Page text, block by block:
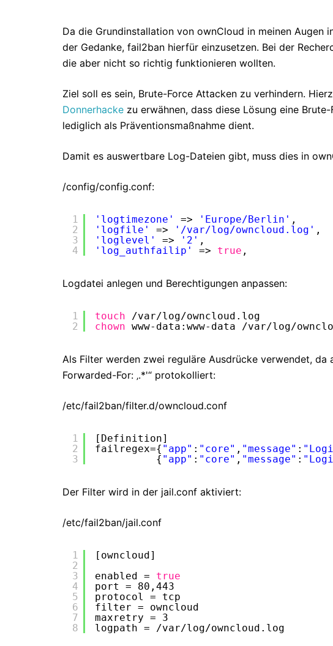
Da die Grundinstallation von ownCloud in meinen Augen
der Gedanke, fail2ban hierfür einzusetzen. Bei der
die aber nicht so richtig funktionieren wollten.
Ziel soll es sein, Brute-Force Attacken zu verhindern.
Donnerhacke zu erwähnen, dass diese Lösung eine
lediglich als Präventionsmaßnahme dient.
Damit es auswertbare Log-Dateien gibt, muss dies in
/config/config.conf:
1
2
3
4
'logtimezone' => 'Europe/Berlin' ,
'logfile'
=> '/var/log/owncloud.log' ,
'loglevel'
=> '2' ,
'log_authfailip'
=> true ,
Logdatei anlegen und Berechtigungen anpassen:
1
2
touch /var/log/owncloud .log
chown www-data:www-data /var/log/
Als Filter werden zwei reguläre Ausdrücke verwendet, da
Forwarded-For: ‚.*'“ protokolliert:
/etc/fail2ban/filter.d/owncloud.conf
1
2
3
[Definition]
failregex={ "app" : "core" , "message" :
{ "app" : "core" , "message" :
Der Filter wird in der jail.conf aktiviert:
/etc/fail2ban/jail.conf
1
2
3
4
5
6
7
8
[owncloud]
enabled = true
port = 80,443
protocol = tcp
filter = owncloud
maxretry = 3
logpath = /var/log/owncloud .log